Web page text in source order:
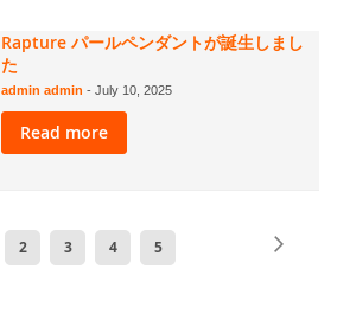
Rapture パールペンダントが誕生しまし
た
admin admin- July 10, 2025
Read more
ペ
ー
ペ
2
ペ
3
ペ
4
ペ
5